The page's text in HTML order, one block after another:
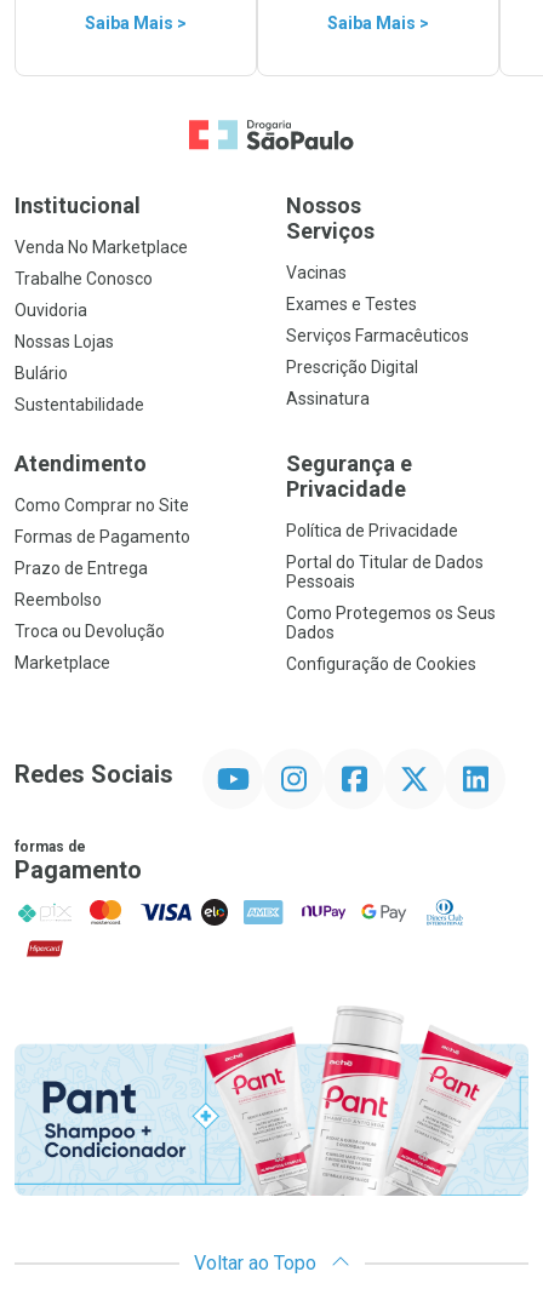
Saiba Mais > Saiba Mais >
Ir para a Home
Institucional
Venda No Marketplace
Trabalhe Conosco
Ouvidoria
Nossas Lojas
Bulário
Sustentabilidade
Nossos
Serviços
Vacinas
Exames e Testes
Serviços Farmacêuticos
Prescrição Digital
Assinatura
Atendimento
Como Comprar no Site
Formas de Pagamento
Prazo de Entrega
Reembolso
Troca ou Devolução
Marketplace
Segurança e
Privacidade
Política de Privacidade
Portal do Titular de Dados
Pessoais
Como Protegemos os Seus
Dados
Configuração de Cookies
Redes Sociais InstagramFacebookTwitter Linkedin
formas de
Pagamento
PIX MasterCard
VISA ELO AMEX NuPay Google PayDiners Club
Hipercard
Promoção em Destaque
Voltar ao Topo